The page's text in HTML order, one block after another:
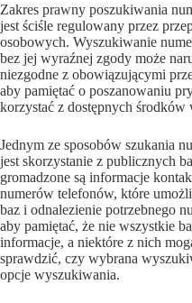
Zakres prawny poszukiwania
jest ściśle regulowany przez
osobowych. Wyszukiwanie
bez jej wyraźnej zgody może
niezgodne z obowiązującymi
aby pamiętać o poszanowaniu
korzystać z dostępnych środków
Jednym ze sposobów szukania
jest skorzystanie z publicznych
gromadzone są informacje
numerów telefonów, które
baz i odnalezienie potrzebnego
aby pamiętać, że nie wszystkie
informacje, a niektóre z nich
sprawdzić, czy wybrana
opcje wyszukiwania.